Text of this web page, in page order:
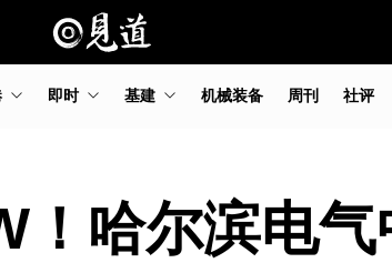
即时 基建 机械装备 周刊 社评
！哈尔滨电